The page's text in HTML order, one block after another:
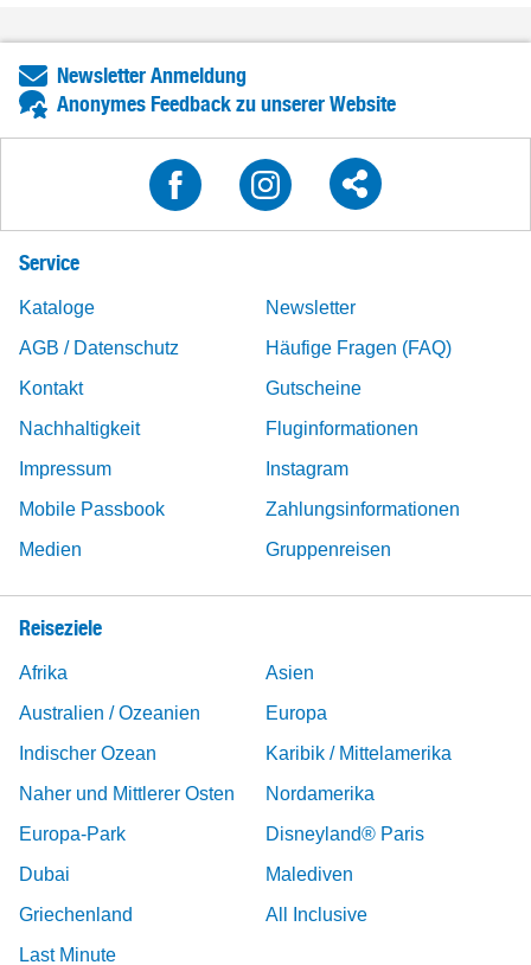
Newsletter Anmeldung
Anonymes Feedback zu unserer Website
Service
Kataloge
Newsletter
AGB / Datenschutz
Häufige Fragen (FAQ)
Kontakt
Gutscheine
Nachhaltigkeit
Fluginformationen
Impressum
Instagram
Mobile Passbook
Zahlungsinformationen
Medien
Gruppenreisen
Reiseziele
Afrika
Asien
Australien / Ozeanien
Europa
Indischer Ozean
Karibik / Mittelamerika
Naher und Mittlerer Osten
Nordamerika
Europa-Park
Disneyland® Paris
Dubai
Malediven
Griechenland
All Inclusive
Last Minute